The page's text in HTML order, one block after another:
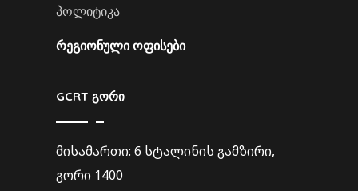
პოლიტიკა
ᲠᲔᲒᲘᲝᲜᲣᲚᲘ ᲝᲤᲘᲡᲔᲑᲘ
GCRT გორი
მისამართი: 6 სტალინის გამზირი,
გორი 1400